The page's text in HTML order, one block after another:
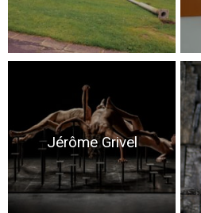
Jérôme Grivel